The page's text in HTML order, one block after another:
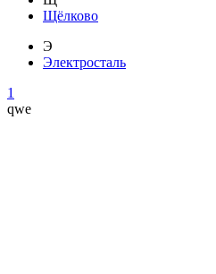
Щёлково
Э
Электросталь
1
qwe